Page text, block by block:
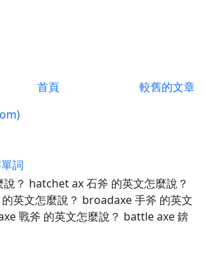
較舊的文章
首頁
詞
？ hatchet ax 石斧 的英文怎麼說？
英文怎麼說？ broadaxe 手斧 的英文
戰斧 的英文怎麼說？ battle axe 錛